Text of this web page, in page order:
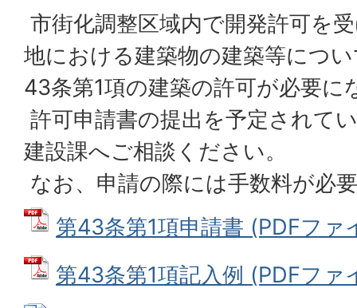
市街化調整区域内で開発許可を
地における建築物の建築等につ
43条第1項の建築の許可が必要に
許可申請書の提出を予定されて
建設課へご相談ください。
なお、申請の際には手数料が必
第43条第1項申請書 (PDFファ
第43条第1項記入例 (PDFファ